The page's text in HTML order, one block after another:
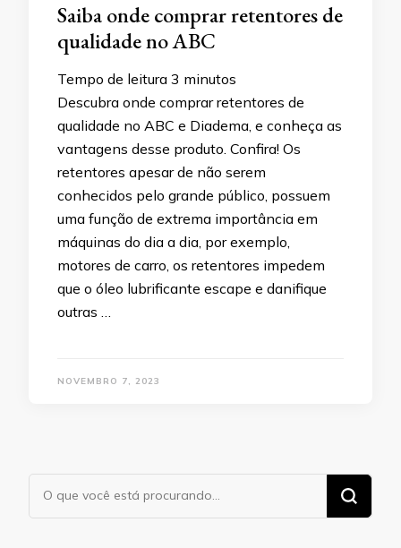
Saiba onde comprar retentores de
qualidade no ABC
Tempo de leitura 3 minutos
Descubra onde comprar retentores de
qualidade no ABC e Diadema, e conheça as
vantagens desse produto. Confira! Os
retentores apesar de não serem
conhecidos pelo grande público, possuem
uma função de extrema importância em
máquinas do dia a dia, por exemplo,
motores de carro, os retentores impedem
que o óleo lubrificante escape e danifique
outras …
NOVEMBRO 7, 2023
Procurando
algo?